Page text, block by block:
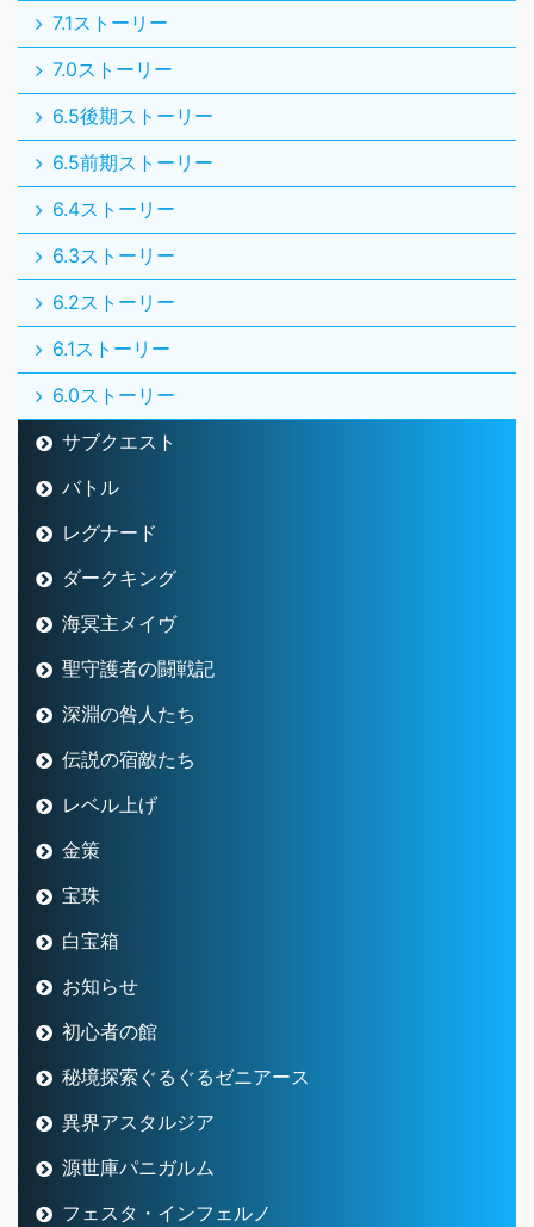
7.1ストーリー
7.0ストーリー
6.5後期ストーリー
6.5前期ストーリー
6.4ストーリー
6.3ストーリー
6.2ストーリー
6.1ストーリー
6.0ストーリー
サブクエスト
バトル
レグナード
ダークキング
海冥主メイヴ
聖守護者の闘戦記
深淵の咎人たち
伝説の宿敵たち
レベル上げ
金策
宝珠
白宝箱
お知らせ
初心者の館
秘境探索ぐるぐるゼニアース
異界アスタルジア
源世庫パニガルム
フェスタ・インフェルノ